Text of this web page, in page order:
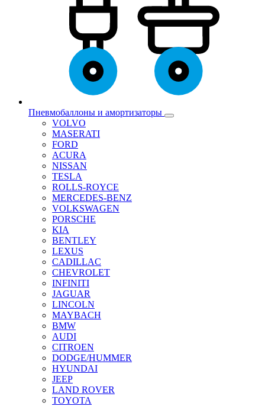
Пневмобаллоны и амортизаторы
VOLVO
MASERATI
FORD
ACURA
NISSAN
TESLA
ROLLS-ROYCE
MERCEDES-BENZ
VOLKSWAGEN
PORSCHE
KIA
BENTLEY
LEXUS
CADILLAC
CHEVROLET
INFINITI
JAGUAR
LINCOLN
MAYBACH
BMW
AUDI
CITROEN
DODGE/HUMMER
HYUNDAI
JEEP
LAND ROVER
TOYOTA